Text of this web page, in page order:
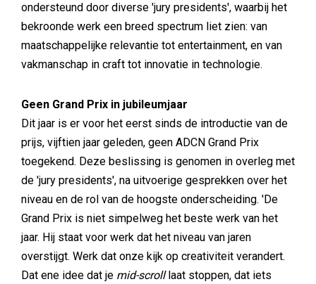
ondersteund door diverse 'jury presidents', waarbij het
bekroonde werk een breed spectrum liet zien: van
maatschappelijke relevantie tot entertainment, en van
vakmanschap in craft tot innovatie in technologie.
Geen Grand Prix in jubileumjaar
Dit jaar is er voor het eerst sinds de introductie van de
prijs, vijftien jaar geleden, geen ADCN Grand Prix
toegekend. Deze beslissing is genomen in overleg met
de 'jury presidents', na uitvoerige gesprekken over het
niveau en de rol van de hoogste onderscheiding. 'De
Grand Prix is niet simpelweg het beste werk van het
jaar. Hij staat voor werk dat het niveau van jaren
overstijgt. Werk dat onze kijk op creativiteit verandert.
Dat ene idee dat je mid-scrolllaat stoppen, dat iets